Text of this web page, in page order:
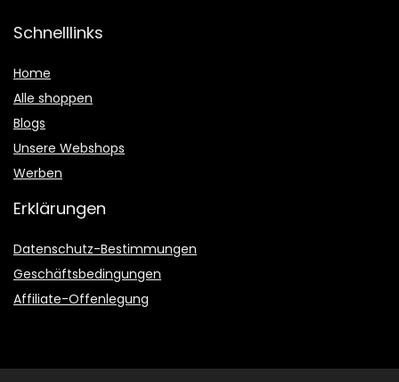
Schnelllinks
Home
Alle shoppen
Blogs
Unsere Webshops
Werben
Erklärungen
Datenschutz-Bestimmungen
Geschäftsbedingungen
Affiliate-Offenlegung